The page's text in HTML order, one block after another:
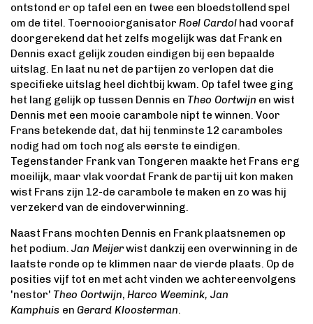
ontstond er op tafel een en twee een bloedstollend spel
om de titel. Toernooiorganisator Roel Cardol had vooraf
doorgerekend dat het zelfs mogelijk was dat Frank en
Dennis exact gelijk zouden eindigen bij een bepaalde
uitslag. En laat nu net de partijen zo verlopen dat die
specifieke uitslag heel dichtbij kwam. Op tafel twee ging
het lang gelijk op tussen Dennis en Theo Oortwijn en wist
Dennis met een mooie carambole nipt te winnen. Voor
Frans betekende dat, dat hij tenminste 12 caramboles
nodig had om toch nog als eerste te eindigen.
Tegenstander Frank van Tongeren maakte het Frans erg
moeilijk, maar vlak voordat Frank de partij uit kon maken
wist Frans zijn 12-de carambole te maken en zo was hij
verzekerd van de eindoverwinning.
Naast Frans mochten Dennis en Frank plaatsnemen op
het podium. Jan Meijerwist dankzij een overwinning in de
laatste ronde op te klimmen naar de vierde plaats. Op de
posities vijf tot en met acht vinden we achtereenvolgens
'nestor' Theo Oortwijn, Harco Weemink, Jan
Kamphuis en Gerard Kloosterman.